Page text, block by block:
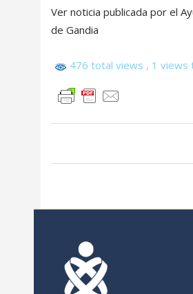
Ver noticia publicada por el
de Gandia
476 total views , 1 views